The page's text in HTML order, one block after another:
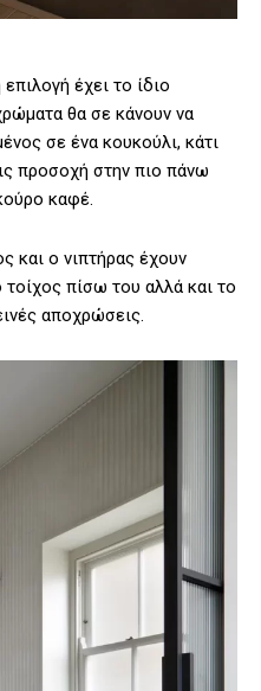
έχει το ίδιο
θα σε κάνουν να
σε ένα κουκούλι, κάτι
προσοχή στην πιο πάνω
καφέ.
και ο νιπτήρας έχουν
πίσω του αλλά και το
αποχρώσεις.